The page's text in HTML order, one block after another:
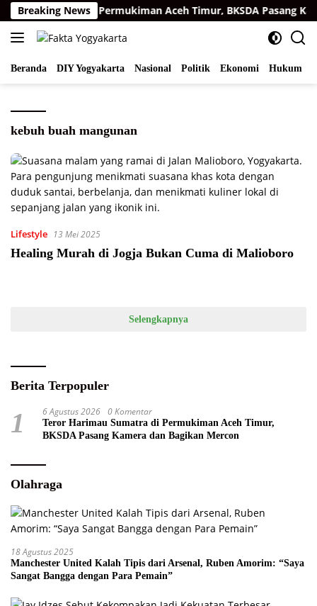
Langsung
ke
konten
Breaking News
Sumatra di Permukiman Aceh Timur, BKSDA Pasang
Beranda DIY Yogyakarta Nasional Politik Ekonomi Hukum
kebuh buah mangunan
Lifestyle 13 Mei 2025
Healing Murah di Jogja Bukan Cuma di Malioboro
Selengkapnya
Berita Terpopuler
1 6 Agustus 2026 0 Komentar
Teror Harimau Sumatra di Permukiman Aceh Timur,
BKSDA Pasang Kamera dan Bagikan Mercon
Olahraga
18 Agustus 2025
Manchester United Kalah Tipis dari Arsenal, Ruben Amorim: “Saya
Sangat Bangga dengan Para Pemain”